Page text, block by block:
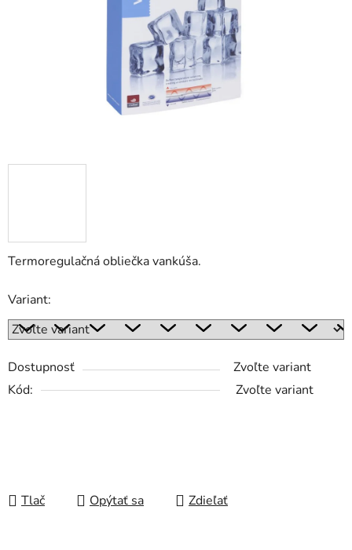
Termoregulačná obliečka vankúša.
Variant:
Dostupnosť
Zvoľte variant
Kód:
Zvoľte variant
Tlač Opýtať sa Zdieľať